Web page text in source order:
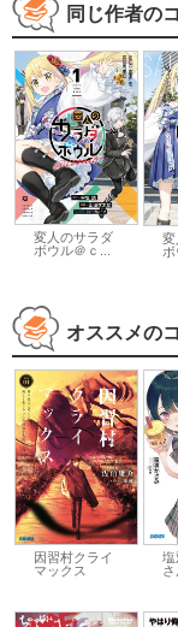
同じ作者の
変人のサラダ
ボウル＠ｃ...
変
オススメの
因習村クライ
マックス
塩
さ